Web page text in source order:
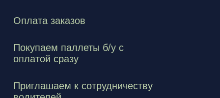
Оплата заказов
Покупаем паллеты б/у с
оплатой сразу
Приглашаем к сотрудничеству